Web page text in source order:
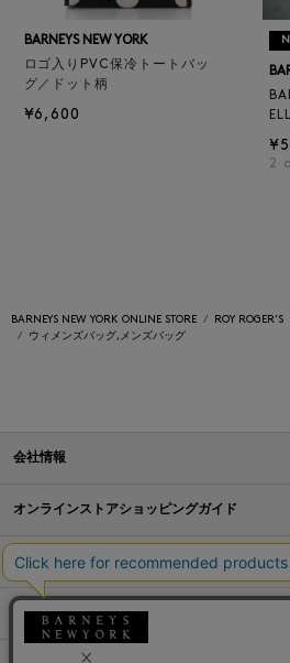
BARNEYS NEW YORK
ロゴ入りPVC保冷トートバッ
グ／ドット柄
¥6,600
2
BARNEYS NEW YORK ONLINE STORE
ROY
ウィメンズバッグ,メンズバッグ
会社情報
オンラインストアショッピングガイド
店舗情報
サービス